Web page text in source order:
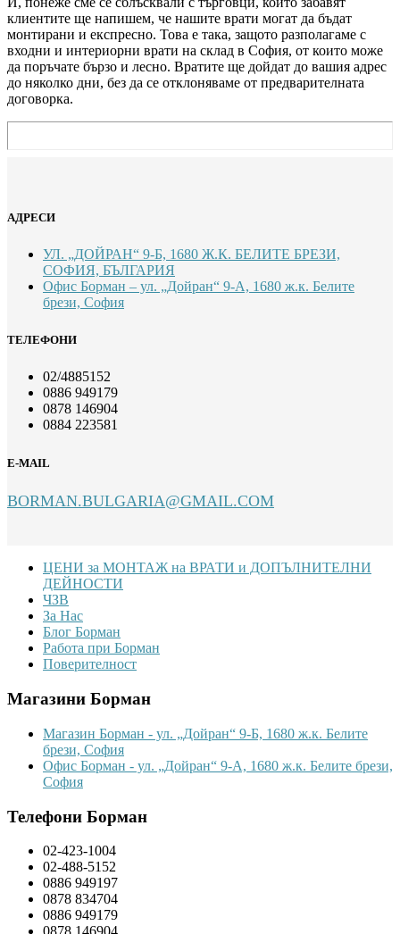
клиентите ще напишем, че нашите врати могат да бъдат
монтирани и експресно. Това е така, защото разполагаме с
входни и интериорни врати на склад в София, от които може
да поръчате бързо и лесно. Вратите ще дойдат до вашия адрес
до няколко дни, без да се отклоняваме от предварителната
договорка.
АДРЕСИ
УЛ. „ДОЙРАН“ 9-Б, 1680 Ж.К. БЕЛИТЕ БРЕЗИ,
СОФИЯ, БЪЛГАРИЯ
Офис Борман – ул. „Дойран“ 9-А, 1680 ж.к. Белите
брези, София
ТЕЛЕФОНИ
02/4885152
0886 949179
0878 146904
0884 223581
E-MAIL
BORMAN.BULGARIA@GMAIL.COM
FooterЦЕНИ за МОНТАЖ на ВРАТИ и ДОПЪЛНИТЕЛНИ
ДЕЙНОСТИ
ЧЗВ
За Нас
Блог Борман
Работа при Борман
Поверителност
Магазини Борман
Магазин Борман - ул. „Дойран“ 9-Б, 1680 ж.к. Белите
брези, София
Офис Борман - ул. „Дойран“ 9-А, 1680 ж.к. Белите брези,
София
Телефони Борман
02-423-1004
02-488-5152
0886 949197
0878 834704
0886 949179